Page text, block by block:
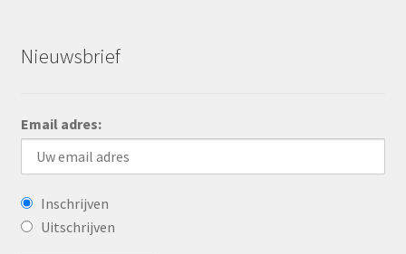
Nieuwsbrief
Email adres:
Inschrijven
Uitschrijven